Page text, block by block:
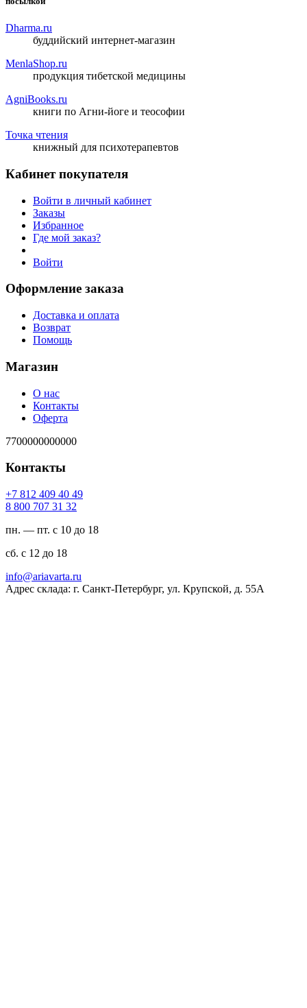
Dharma.ru
буддийский интернет-магазин
MenlaShop.ru
продукция тибетской медицины
AgniBooks.ru
книги по Агни-йоге и теософии
Точка чтения
книжный для психотерапевтов
Кабинет покупателя
Войти в личный кабинет
Заказы
Избранное
Где мой заказ?
Войти
Оформление заказа
Доставка и оплата
Возврат
Помощь
Магазин
О нас
Контакты
Оферта
7700000000000
Контакты
94 04 904 218 7+
23 13 707 008 8
пн. — пт. с 10 до 18
сб. с 12 до 18
ur.atravaira@ofni
Адрес склада: г. Санкт-Петербург, ул. Крупской, д. 55А